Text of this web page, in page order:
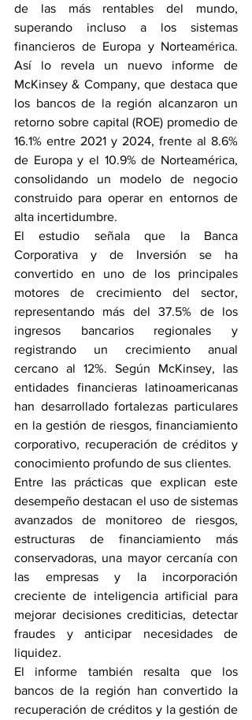
de las más rentables del mundo,
superando incluso a los sistemas
financieros de Europa y Norteamérica.
Así lo revela un nuevo informe de
McKinsey & Company, que destaca que
los bancos de la región alcanzaron un
retorno sobre capital (ROE) promedio de
16.1% entre 2021 y 2024, frente al 8.6%
de Europa y el 10.9% de Norteamérica,
consolidando un modelo de negocio
construido para operar en entornos de
alta incertidumbre.
El estudio señala que la Banca
Corporativa y de Inversión se ha
convertido en uno de los principales
motores de crecimiento del sector,
representando más del 37.5% de los
ingresos bancarios regionales y
registrando un crecimiento anual
cercano al 12%. Según McKinsey, las
entidades financieras latinoamericanas
han desarrollado fortalezas particulares
en la gestión de riesgos, financiamiento
corporativo, recuperación de créditos y
conocimiento profundo de sus clientes.
Entre las prácticas que explican este
desempeño destacan el uso de sistemas
avanzados de monitoreo de riesgos,
estructuras de financiamiento más
conservadoras, una mayor cercanía con
las empresas y la incorporación
creciente de inteligencia artificial para
mejorar decisiones crediticias, detectar
fraudes y anticipar necesidades de
liquidez.
El informe también resalta que los
bancos de la región han convertido la
recuperación de créditos y la gestión de